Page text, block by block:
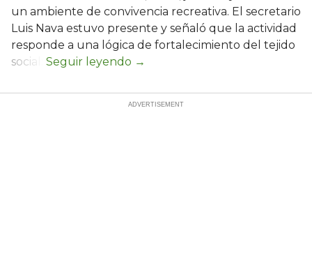
un ambiente de convivencia recreativa. El secretario
Luis Nava estuvo presente y señaló que la actividad
responde a una lógica de fortalecimiento del tejido
social: